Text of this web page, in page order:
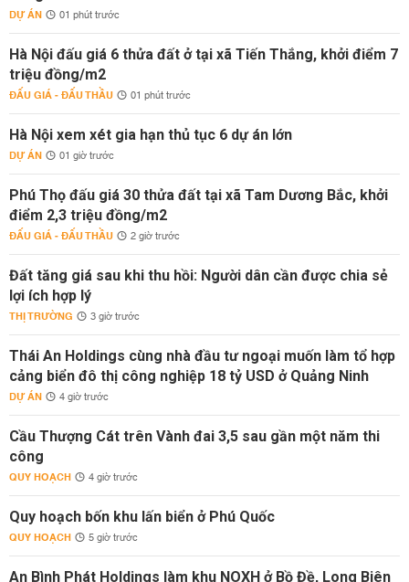
DỰ ÁN 01 phút trước
Hà Nội đấu giá 6 thửa đất ở tại xã Tiến Thắng, khởi điểm 7
triệu đồng/m2
ĐẤU GIÁ - ĐẤU THẦU 01 phút trước
Hà Nội xem xét gia hạn thủ tục 6 dự án lớn
DỰ ÁN 01 giờ trước
Phú Thọ đấu giá 30 thửa đất tại xã Tam Dương Bắc, khởi
điểm 2,3 triệu đồng/m2
ĐẤU GIÁ - ĐẤU THẦU 2 giờ trước
Đất tăng giá sau khi thu hồi: Người dân cần được chia sẻ
lợi ích hợp lý
THỊ TRƯỜNG 3 giờ trước
Thái An Holdings cùng nhà đầu tư ngoại muốn làm tổ hợp
cảng biển đô thị công nghiệp 18 tỷ USD ở Quảng Ninh
DỰ ÁN 4 giờ trước
Cầu Thượng Cát trên Vành đai 3,5 sau gần một năm thi
công
QUY HOẠCH 4 giờ trước
Quy hoạch bốn khu lấn biển ở Phú Quốc
QUY HOẠCH 5 giờ trước
An Bình Phát Holdings làm khu NOXH ở Bồ Đề, Long Biên